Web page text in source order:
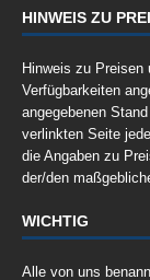
HINWEIS ZU
Hinweis zu Preisen
Verfügbarkeiten
angegebenen
verlinkten Seite
die Angaben zu
der/den
WICHTIG
Alle von uns